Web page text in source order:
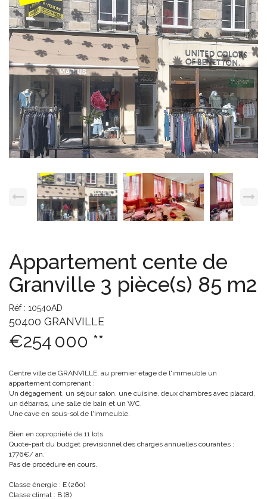
Appartement cente de
Granville 3 pièce(s) 85 m2
Réf : 10540AD
50400 GRANVILLE
€254 000 **
Centre ville de GRANVILLE, au premier étage de l'immeuble un
appartement comprenant :
Un dégagement, un séjour salon, une cuisine, deux chambres avec placard,
un débarras, une salle de bain et un WC.
Une cave en sous-sol de l'immeuble.
Bien en copropriété de 11 lots.
Quote-part du budget prévisionnel des charges annuelles courantes :
1776€/ an.
Pas de procédure en cours.
Classe énergie : E (260)
Classe climat : B (8)